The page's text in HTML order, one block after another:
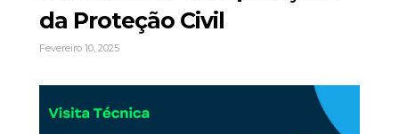
da Proteção Civil
Fevereiro 10, 2025